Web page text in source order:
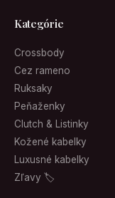
Kategórie
Crossbody
Cez rameno
Ruksaky
Peňaženky
Clutch & Listinky
Kožené kabelky
Luxusné kabelky
Zľavy 🏷